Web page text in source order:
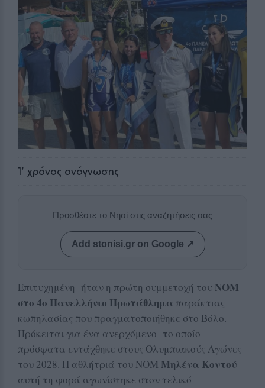
1' χρόνος ανάγνωσης
Προσθέστε το Νησί στις αναζητήσεις σας
Add stonisi.gr on Google ↗
Επιτυχημένη ήταν η πρώτη συμμετοχή του ΝΟΜ
στο 4ο Πανελλήνιο Πρωτάθλημα παράκτιας
κωπηλασίας που πραγματοποιήθηκε στο Βόλο.
Πρόκειται για ένα ανερχόμενο το οποίο
πρόσφατα εντάχθηκε στους Ολυμπιακούς Αγώνες
του 2028. Η αθλήτριά του ΝΟΜ Μηλένα Κοντού
αυτή τη φορά αγωνίστηκε στον τελικό